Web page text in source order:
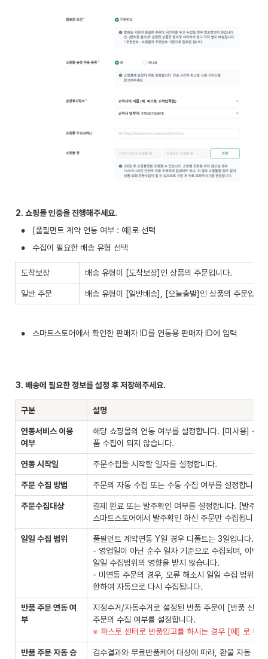
2. 쇼핑몰 인증을 진행해주세요.
• [풀필먼트 계약 연동 여부 : 예]로 선택
• 수집이 필요한 배송 유형 선택
도착보장 배송 유형이 [도착보장]인 상품의 주문입니다.
일반 주문 배송 유형이 [일반배송], [오늘출발]인 상품의 주문입니
• 스마트스토어에서 확인한 판매자 ID를 연동용 판매자 ID에 입력
3. 배송에 필요한 정보를 설정 후 저장해주세요.
구분 설명
연동서비스 이용
여부
해당 쇼핑몰의 연동 여부를 설정합니다. [미사용] 선
품 수집이 되지 않습니다.
연동 시작일 주문수집을 시작할 일자를 설정합니다.
주문 수집 방법 주문의 자동 수집 또는 수동 수집 여부를 설정합니다.
주문수집대상
결제 완료 또는 발주확인 여부를 설정합니다. [발주확
스마트스토어에서 발주확인 하신 주문만 수집됩니다.
일일 수집 범위
풀필먼트 계약연동 Y일 경우 디폴트는 3일입니다.
- 영업일이 아닌 순수 일자 기준으로 수집되며, 이벤
일일 수집범위의 영향을 받지 않습니다.
- 미연동 주문의 경우, 오류 해소시 일일 수집 범위 내
한하여 자동으로 다시 수집됩니다.
반품 주문 연동 여
부
지정수거/자동수거로 설정된 반품 주문이 [반품 신청]
※ 파스토 센터로 반품입고를 하시는 경우 [예] 로 해
반품 주문 자동 승
검수결과와 무료반품케어 대상에 따라, 환불 자동 승